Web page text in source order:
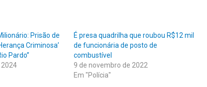
Prisão de
Criminosa’
Pardo”
É presa quadrilha que roubou R$12 mil
de funcionária de posto de
combustível
9 de novembro de 2022
Em "Polícia"